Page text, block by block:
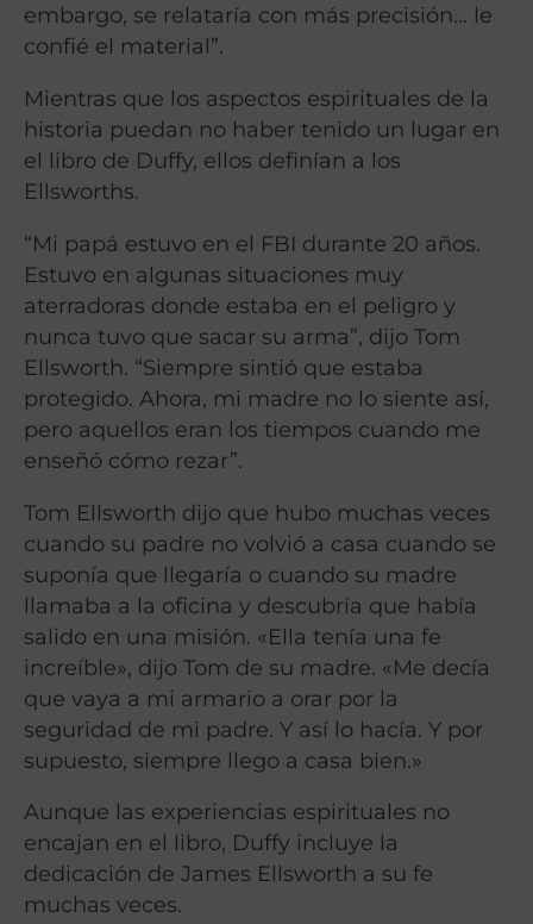
embargo, se relataría con más precisión… le
confié el material”.
Mientras que los aspectos espirituales de la
historia puedan no haber tenido un lugar en
el libro de Duffy, ellos definían a los
Ellsworths.
“Mi papá estuvo en el FBI durante 20 años.
Estuvo en algunas situaciones muy
aterradoras donde estaba en el peligro y
nunca tuvo que sacar su arma”, dijo Tom
Ellsworth. “Siempre sintió que estaba
protegido. Ahora, mi madre no lo siente así,
pero aquellos eran los tiempos cuando me
enseñó cómo rezar”.
Tom Ellsworth dijo que hubo muchas veces
cuando su padre no volvió a casa cuando se
suponía que llegaría o cuando su madre
llamaba a la oficina y descubría que había
salido en una misión. «Ella tenía una fe
increíble», dijo Tom de su madre. «Me decía
que vaya a mi armario a orar por la
seguridad de mi padre. Y así lo hacía. Y por
supuesto, siempre llego a casa bien.»
Aunque las experiencias espirituales no
encajan en el libro, Duffy incluye la
dedicación de James Ellsworth a su fe
muchas veces.